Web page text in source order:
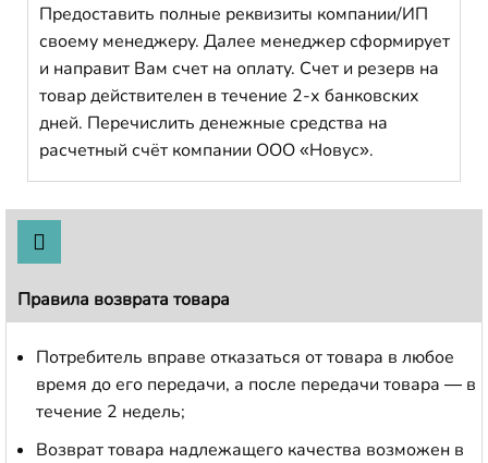
Предоставить полные реквизиты компании/ИП
своему менеджеру. Далее менеджер сформирует
и направит Вам счет на оплату. Счет и резерв на
товар действителен в течение 2-х банковских
дней. Перечислить денежные средства на
расчетный счёт компании ООО «Новус».
Правила возврата товара
Потребитель вправе отказаться от товара в любое
время до его передачи, а после передачи товара — в
течение 2 недель;
Возврат товара надлежащего качества возможен в